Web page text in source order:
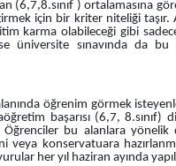
(6,7,8.sınıf ) ortalamasına
için bir kriter niteliği taşır.
karma olabileceği gibi
üniversite sınavında da
öğrenim görmek
başarısı (6,7,
Öğrenciler bu alanlara
veya konservatuara
her yıl haziran ayında